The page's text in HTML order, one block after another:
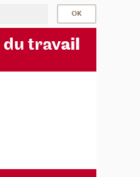
du travail